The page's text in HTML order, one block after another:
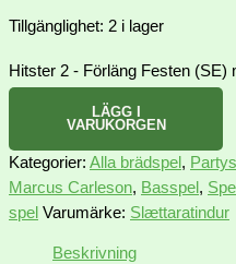
Tillgänglighet: 2 i lager
Hitster 2 - Förläng Festen (SE)
LÄGG I
VARUKORGEN
Kategorier: Alla brädspel ,
Marcus Carleson, Basspel ,
spel Varumärke: Slættaratindur
Beskrivning